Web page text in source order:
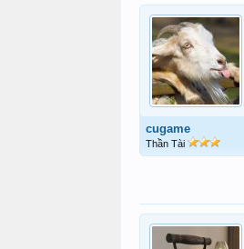
cugame
Thần Tài